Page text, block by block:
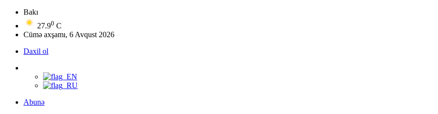
Bakı
27.90 C
Cümə axşamı, 6 Avqust 2026
Daxil ol
Abunə